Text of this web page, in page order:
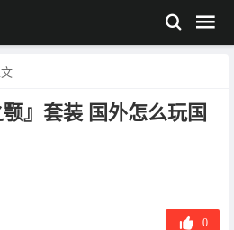
』套装 国外怎么玩国
0